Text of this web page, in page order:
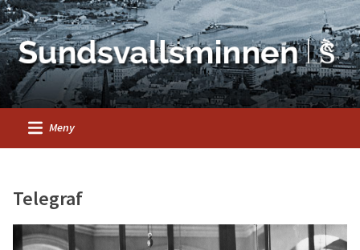
Meny
Telegraf